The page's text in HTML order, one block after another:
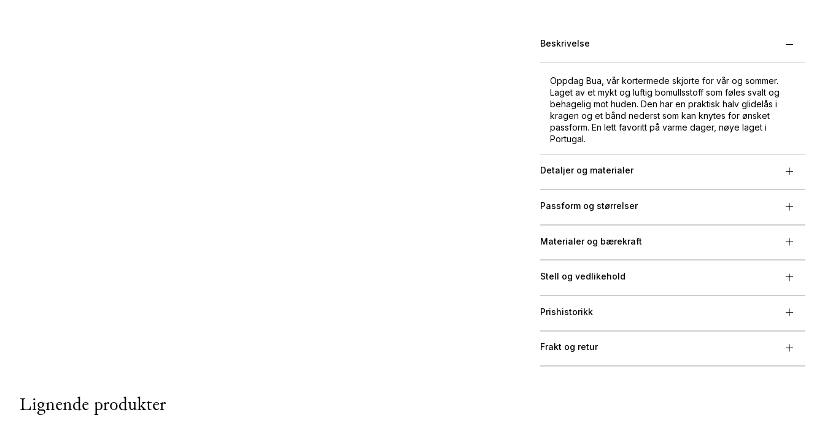
Beskrivelse
Oppdag Bua, vår kortermede skjorte for vår og sommer.
Laget av et mykt og luftig bomullsstoff som føles svalt og
behagelig mot huden. Den har en praktisk halv glidelås i
kragen og et bånd nederst som kan knytes for ønsket
passform. En lett favoritt på varme dager, nøye laget i
Portugal.
Detaljer og materialer
Passform og størrelser
Materialer og bærekraft
Stell og vedlikehold
Prishistorikk
Frakt og retur
Lignende produkter